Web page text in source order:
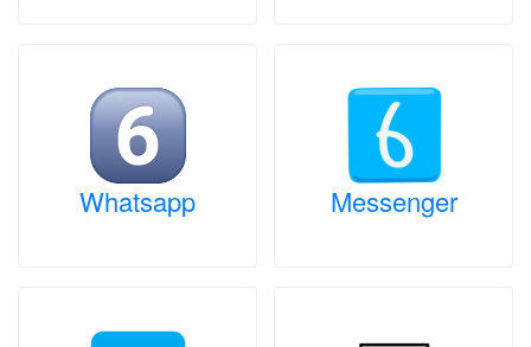
Whatsapp Messenger